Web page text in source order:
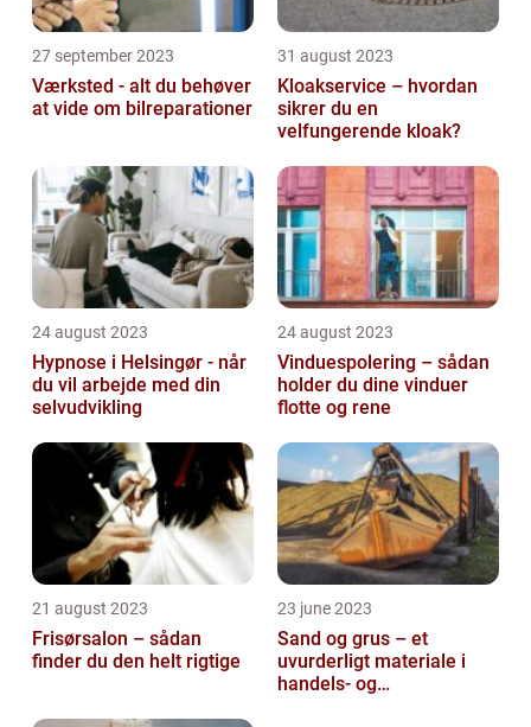
27 september 2023
Værksted - alt du behøver
at vide om bilreparationer
31 august 2023
Kloakservice – hvordan
sikrer du en
velfungerende kloak?
24 august 2023
Hypnose i Helsingør - når
du vil arbejde med din
selvudvikling
24 august 2023
Vinduespolering – sådan
holder du dine vinduer
flotte og rene
21 august 2023
Frisørsalon – sådan
finder du den helt rigtige
23 june 2023
Sand og grus – et
uvurderligt materiale i
handels- og